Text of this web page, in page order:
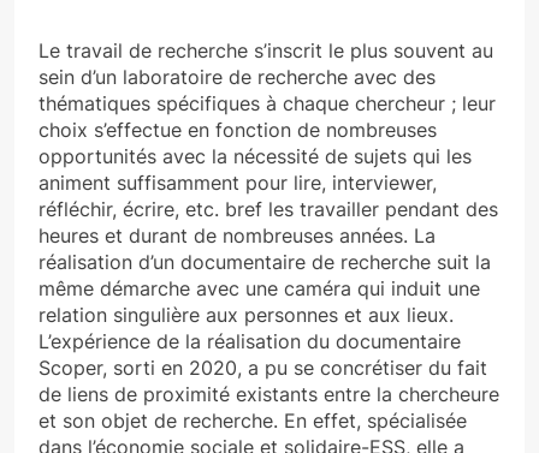
Le travail de recherche s’inscrit le plus souvent au
sein d’un laboratoire de recherche avec des
thématiques spécifiques à chaque chercheur ; leur
choix s’effectue en fonction de nombreuses
opportunités avec la nécessité de sujets qui les
animent suffisamment pour lire, interviewer,
réfléchir, écrire, etc. bref les travailler pendant des
heures et durant de nombreuses années. La
réalisation d’un documentaire de recherche suit la
même démarche avec une caméra qui induit une
relation singulière aux personnes et aux lieux.
L’expérience de la réalisation du documentaire
Scoper, sorti en 2020, a pu se concrétiser du fait
de liens de proximité existants entre la chercheure
et son objet de recherche. En effet, spécialisée
dans l’économie sociale et solidaire-ESS, elle a